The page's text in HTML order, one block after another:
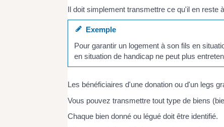
Il doit simplement transmettre ce qu'il en reste
Exemple
Pour garantir un logement à son fils en
en situation de handicap ne peut plus
Les bénéficiaires d'une donation ou d'un legs
Vous pouvez transmettre tout type de biens
Chaque bien donné ou légué doit être identifié.